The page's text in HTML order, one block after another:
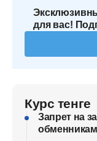
для вас!
Курс тенге
Запрет на